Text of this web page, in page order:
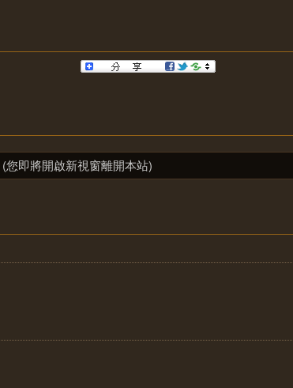
(您即將開啟新視窗離開本站)